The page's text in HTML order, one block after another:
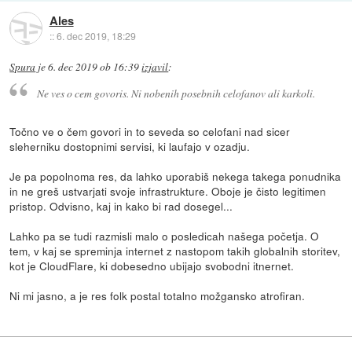
Ales
::6. dec 2019, 18:29
Spura je6. dec 2019 ob 16:39izjavil:
Ne ves o cem govoris. Ni nobenih posebnih celofanov ali karkoli.
Točno ve o čem govori in to seveda so celofani nad sicer
sleherniku dostopnimi servisi, ki laufajo v ozadju.
Je pa popolnoma res, da lahko uporabiš nekega takega ponudnika
in ne greš ustvarjati svoje infrastrukture. Oboje je čisto legitimen
pristop. Odvisno, kaj in kako bi rad dosegel...
Lahko pa se tudi razmisli malo o posledicah našega početja. O
tem, v kaj se spreminja internet z nastopom takih globalnih storitev,
kot je CloudFlare, ki dobesedno ubijajo svobodni itnernet.
Ni mi jasno, a je res folk postal totalno možgansko atrofiran.